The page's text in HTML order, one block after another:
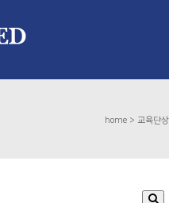
home > 교육단상